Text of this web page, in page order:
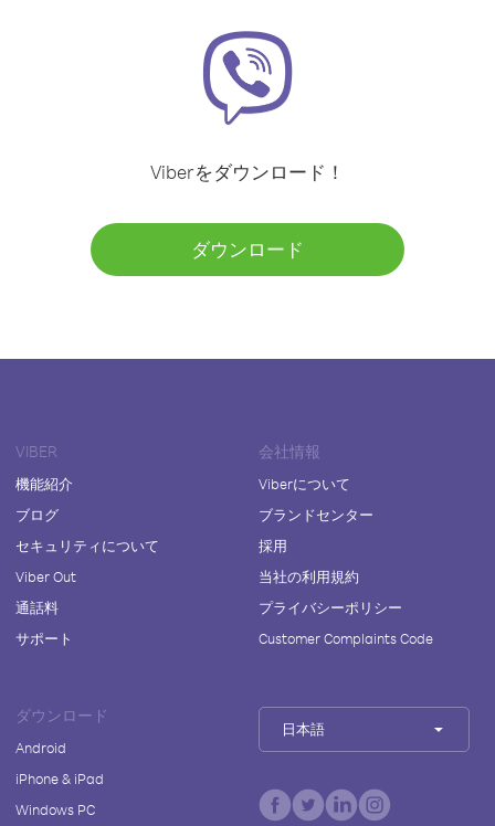
Viberをダウンロード！
ダウンロード
VIBER
機能紹介
ブログ
セキュリティについて
Viber Out
通話料
サポート
会社情報
Viberについて
ブランドセンター
採用
当社の利用規約
プライバシーポリシー
Customer Complaints Code
ダウンロード
Android
iPhone & iPad
Windows PC
日本語